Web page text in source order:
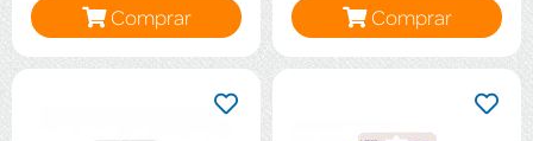
Comprar
Comprar